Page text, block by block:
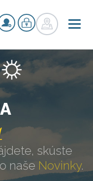
skúste
naše Novinky.